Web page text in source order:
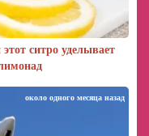
ситро уделывает
около одного месяца назад